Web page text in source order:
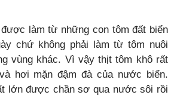
làm từ những con tôm đất biển
chứ không phải làm từ tôm nuôi
vùng khác. Vì vậy thịt tôm khô rất
hơi mặn đậm đà của nước biển.
lớn được chần sơ qua nước sôi rồi